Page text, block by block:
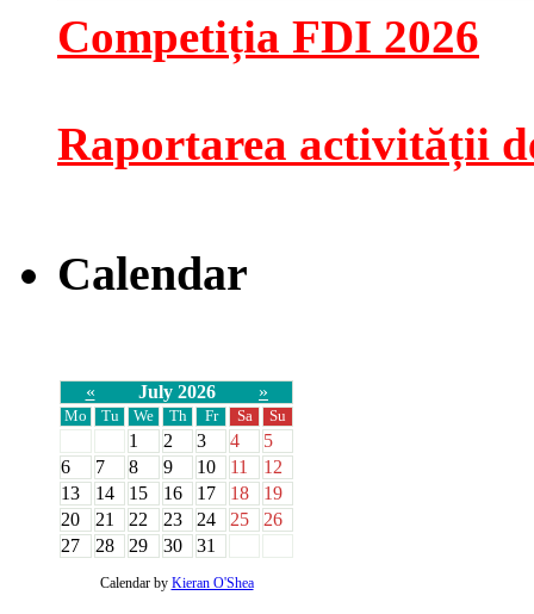
Competiția FDI 2026
Raportarea activității
Calendar
« July 2026 »
Mo Tu We Th Fr Sa Su
1 2 3 4
5
6
7 8 9 10 11
12
13
14 15 16 17 18
19
20
21 22 23 24 25
26
27
28 29 30 31
Calendar by Kieran O'Shea